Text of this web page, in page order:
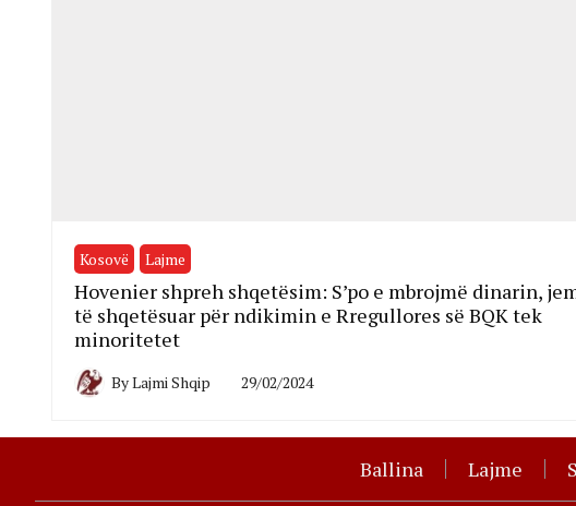
Kosovë Lajme
Hovenier shpreh shqetësim: S’po e mbrojmë dinarin,
të shqetësuar për ndikimin e Rregullores së BQK tek
minoritetet
ByLajmi Shqip 29/02/2024
Ballina Lajme